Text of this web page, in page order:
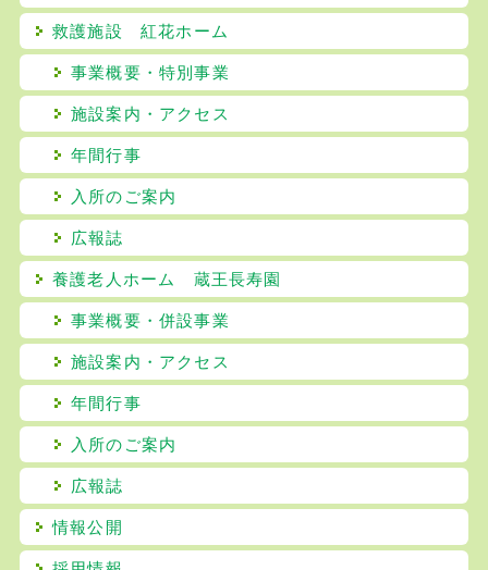
救護施設 紅花ホーム
事業概要・特別事業
施設案内・アクセス
年間行事
入所のご案内
広報誌
養護老人ホーム 蔵王長寿園
事業概要・併設事業
施設案内・アクセス
年間行事
入所のご案内
広報誌
情報公開